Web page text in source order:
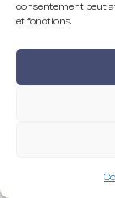
consentement peut
et fonctions.